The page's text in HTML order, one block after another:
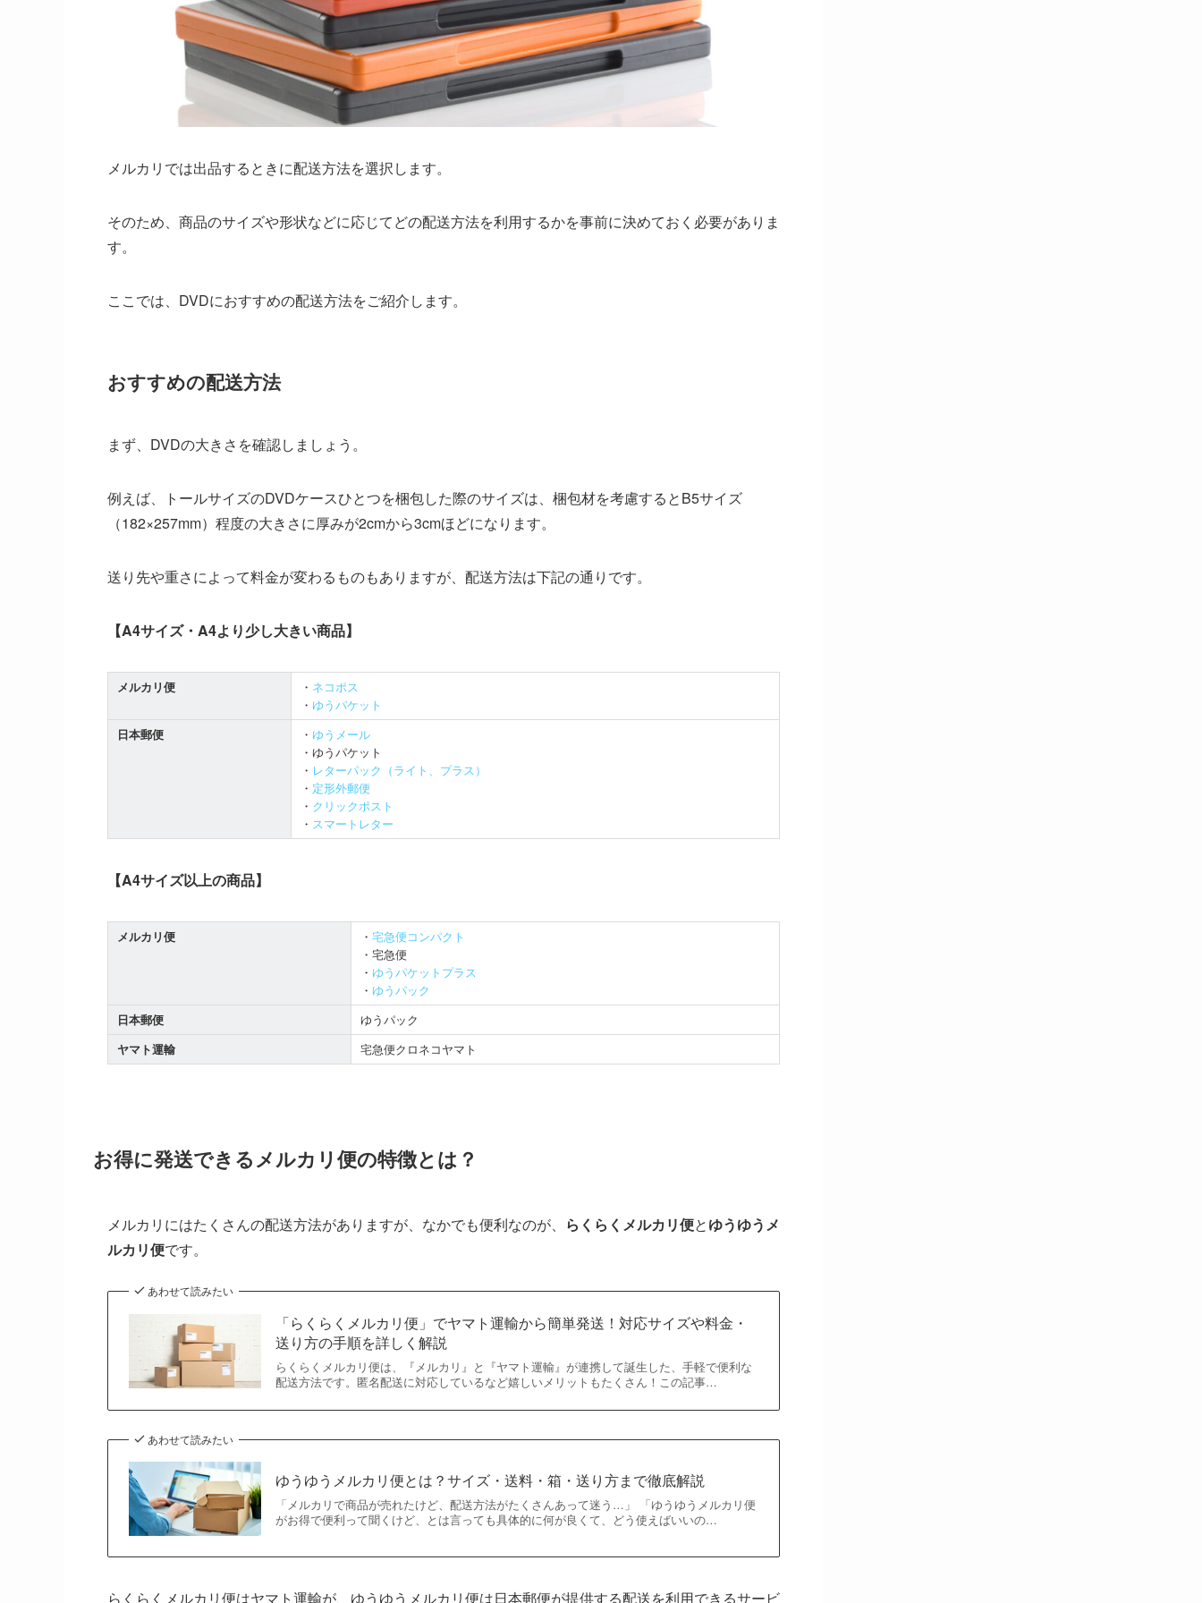
メルカリでは出品するときに配送方法を選択します。
そのため、商品のサイズや形状などに応じてどの配送方法を利用するかを事前に決めておく必要がありま
す。
ここでは、DVDにおすすめの配送方法をご紹介します。
おすすめの配送方法
まず、DVDの大きさを確認しましょう。
例えば、トールサイズのDVDケースひとつを梱包した際のサイズは、梱包材を考慮するとB5サイズ
（182×257mm）程度の大きさに厚みが2cmから3cmほどになります。
送り先や重さによって料金が変わるものもありますが、配送方法は下記の通りです。
【A4サイズ・A4より少し大きい商品】
メルカリ便 ・ ネコポス
・ ゆうパケット
日本郵便
・ ゆうメール
・ゆうパケット
・ レターパック（ライト、プラス）
・ 定形外郵便
・ クリックポスト
・ スマートレター
【A4サイズ以上の商品】
メルカリ便 ・ 宅急便コンパクト
・宅急便
・ ゆうパケットプラス
・ ゆうパック
日本郵便
ゆうパック
ヤマト運輸
宅急便クロネコヤマト
お得に発送できるメルカリ便の特徴とは？
メルカリにはたくさんの配送方法がありますが、なかでも便利なのが、 らくらくメルカリ便とゆうゆうメ
ルカリ便です。
あわせて読みたい
「らくらくメルカリ便」でヤマト運輸から簡単発送！対応サイズや料金・
送り方の手順を詳しく解説
らくらくメルカリ便は、『メルカリ』と『ヤマト運輸』が連携して誕生した、手軽で便利な
配送方法です。匿名配送に対応しているなど嬉しいメリットもたくさん！この記事…
あわせて読みたい
ゆうゆうメルカリ便とは？サイズ・送料・箱・送り方まで徹底解説
「メルカリで商品が売れたけど、配送方法がたくさんあって迷う…」 「ゆうゆうメルカリ便
がお得で便利って聞くけど、とは言っても具体的に何が良くて、どう使えばいいの…
らくらくメルカリ便はヤマト運輸が、ゆうゆうメルカリ便は日本郵便が提供する配送を利用できるサービ